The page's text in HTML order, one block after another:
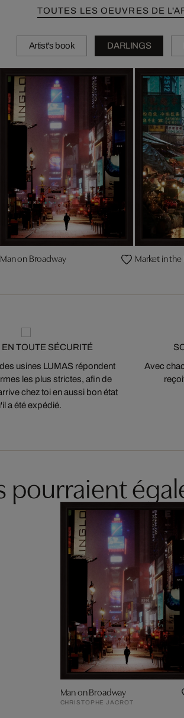
TOUTES LES OEUVRES DE
Artist's book DARLINGS
Man on Broadway Market in the
TOUTE SÉCURITÉ
usines LUMAS répondent
les plus strictes, afin de
chez toi en aussi bon état
a été expédié.
Avec
pourraient
Man on Broadway
CHRISTOPHE JACROT